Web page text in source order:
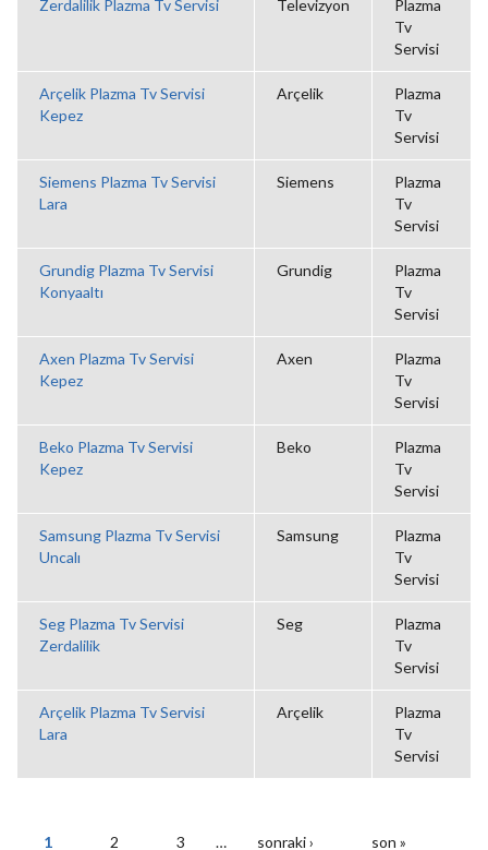
Zerdalilik Plazma Tv Servisi Televizyon
Plazma
Tv
Servisi
Arçelik Plazma Tv Servisi
Kepez
Arçelik
Plazma
Tv
Servisi
Siemens Plazma Tv Servisi
Lara
Siemens
Plazma
Tv
Servisi
Grundig Plazma Tv Servisi
Konyaaltı
Grundig
Plazma
Tv
Servisi
Axen Plazma Tv Servisi
Kepez
Axen
Plazma
Tv
Servisi
Beko Plazma Tv Servisi
Kepez
Beko
Plazma
Tv
Servisi
Samsung Plazma Tv Servisi
Uncalı
Samsung
Plazma
Tv
Servisi
Seg Plazma Tv Servisi
Zerdalilik
Seg
Plazma
Tv
Servisi
Arçelik Plazma Tv Servisi
Lara
Arçelik
Plazma
Tv
Servisi
1 2 3 … sonraki › son »